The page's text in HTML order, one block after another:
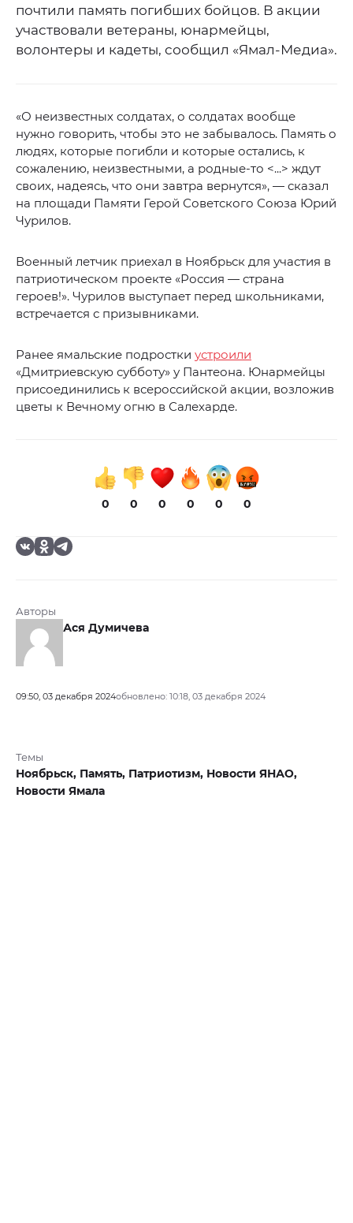
почтили память погибших бойцов. В акции
участвовали ветераны, юнармейцы,
волонтеры и кадеты, сообщил «Ямал-Медиа».
«О неизвестных солдатах, о солдатах вообще
нужно говорить, чтобы это не забывалось. Память о
людях, которые погибли и которые остались, к
сожалению, неизвестными, а родные-то <...> ждут
своих, надеясь, что они завтра вернутся», — сказал
на площади Памяти Герой Советского Союза Юрий
Чурилов.
Военный летчик приехал в Ноябрьск для участия в
патриотическом проекте «Россия — страна
героев!». Чурилов выступает перед школьниками,
встречается с призывниками.
Ранее ямальские подростки устроили
«Дмитриевскую субботу» у Пантеона. Юнармейцы
присоединились к всероссийской акции, возложив
цветы к Вечному огню в Салехарде.
0 0 0 0 0 0
Авторы
Ася Думичева
09:50, 03 декабря 2024обновлено: 10:18, 03 декабря 2024
Темы
Ноябрьск, Память, Патриотизм, Новости ЯНАО,
Новости Ямала